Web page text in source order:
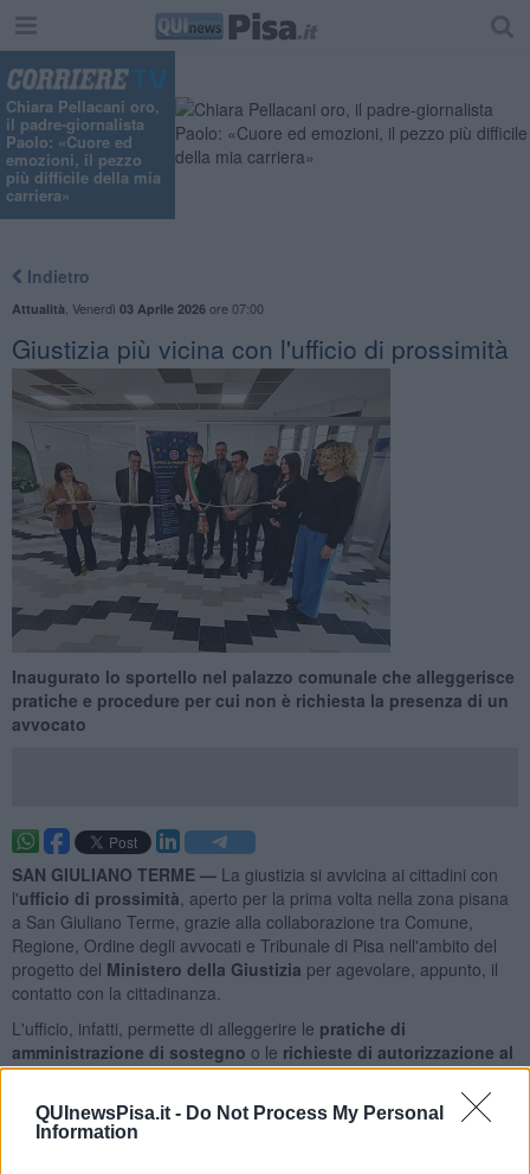
QUInewsPisa.it - Do Not Process My Personal
Information
Chiara Pellacani oro,
il padre-giornalista
Paolo: «Cuore ed
emozioni, il pezzo
più difficile della mia
carriera»
Indietro
Attualità Venerdì 03 Aprile 2026ore 07:00
Giustizia più vicina con l'ufficio di prossimità
Inaugurato lo sportello nel palazzo comunale che alleggerisce
pratiche e procedure per cui non è richiesta la presenza di un
avvocato
SAN GIULIANO TERME — La giustizia si avvicina ai cittadini con
l'ufficio di prossimità , aperto per la prima volta nella zona pisana
a San Giuliano Terme, grazie alla collaborazione tra Comune,
Regione, Ordine degli avvocati e Tribunale di Pisa nell'ambito del
progetto del Ministero della Giustizia per agevolare, appunto, il
contatto con la cittadinanza.
L'ufficio, infatti, permette di alleggerire le pratiche di
amministrazione di sostegno o le richieste di autorizzazione al
giudice tutelare, ma anche il rilascio di documenti validi per
l’espatrio, la nomina di un curatore speciale e, in generale, tutti quei
procedimenti e funzioni giudiziarie che non prevedono il supporto di
un legale.